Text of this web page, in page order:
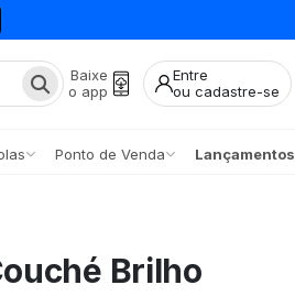
Baixe
o app
Entre
ou cadastre-se
Ponto de Venda Lançamentos
Brilho